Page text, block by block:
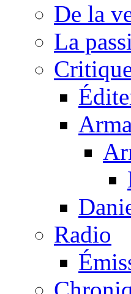
De la
La
Radio